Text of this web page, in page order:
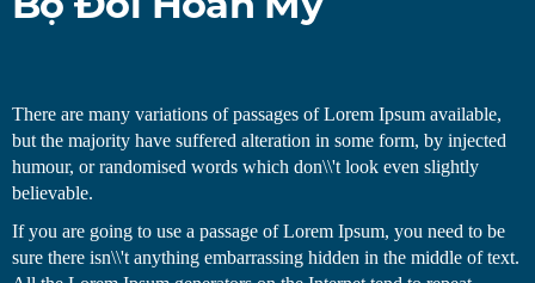
There are many variations of passages of Lorem Ipsum available,
but the majority have suffered alteration in some form, by injected
humour, or randomised words which don\\'t look even slightly
believable.
If you are going to use a passage of Lorem Ipsum, you need to be
sure there isn\\'t anything embarrassing hidden in the middle of text.